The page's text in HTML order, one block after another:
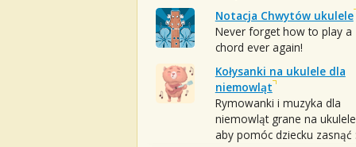
Notacja Chwytów ukulele
Never forget how to play a
chord ever again!
Kołysanki na ukulele dla
niemowląt
Rymowanki i muzyka dla
niemowląt grane na
aby pomóc dziecku zasnąć